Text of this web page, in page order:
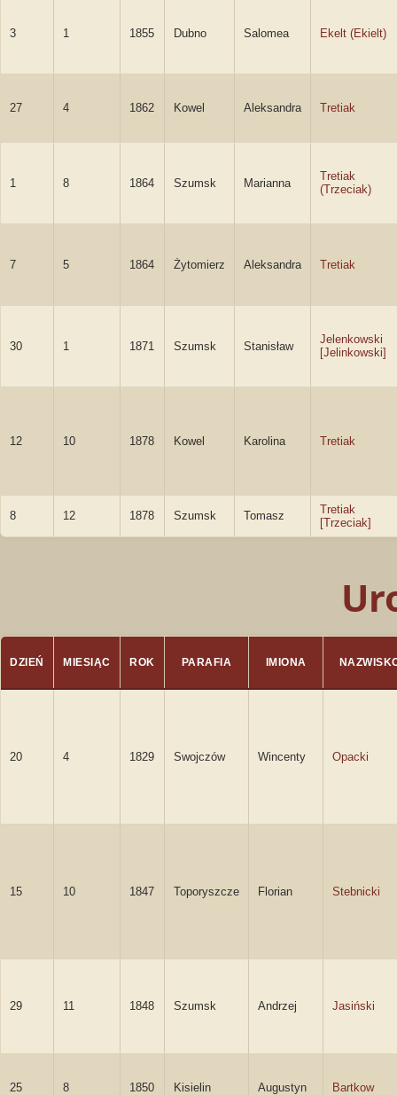
3 1 1855 Dubno Salomea Ekelt (Ekielt)
27 4 1862 Kowel Aleksandra Tretiak
1 8 1864 Szumsk Marianna
Tretiak
(Trzeciak)
7 5 1864 Żytomierz Aleksandra Tretiak
30 1 1871 Szumsk Stanisław
Jelenkowski
[Jelinkowski]
12 10 1878 Kowel Karolina Tretiak
8 12 1878 Szumsk Tomasz
Tretiak
[Trzeciak]
DZIEŃ MIESIĄC ROK PARAFIA IMIONA
20 4 1829 Swojczów Wincenty Opacki
15 10 1847 Toporyszcze Florian Stebnicki
29 11 1848 Szumsk Andrzej Jasiński
25 8 1850 Kisielin Augustyn Bartkow